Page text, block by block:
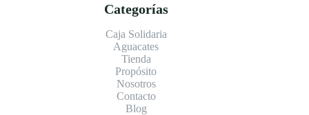
Categorías
Caja Solidaria
Aguacates
Tienda
Propósito
Nosotros
Contacto
Blog